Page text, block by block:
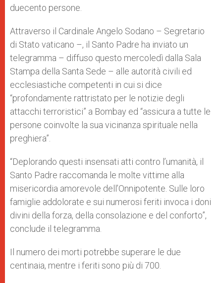
duecento persone.
Attraverso il Cardinale Angelo Sodano – Segretario
di Stato vaticano –, il Santo Padre ha inviato un
telegramma – diffuso questo mercoledì dalla Sala
Stampa della Santa Sede – alle autorità civili ed
ecclesiastiche competenti in cui si dice
“profondamente rattristato per le notizie degli
attacchi terroristici” a Bombay ed “assicura a tutte le
persone coinvolte la sua vicinanza spirituale nella
preghiera”.
“Deplorando questi insensati atti contro l’umanità, il
Santo Padre raccomanda le molte vittime alla
misericordia amorevole dell’Onnipotente. Sulle loro
famiglie addolorate e sui numerosi feriti invoca i doni
divini della forza, della consolazione e del conforto”,
conclude il telegramma.
Il numero dei morti potrebbe superare le due
centinaia, mentre i feriti sono più di 700.